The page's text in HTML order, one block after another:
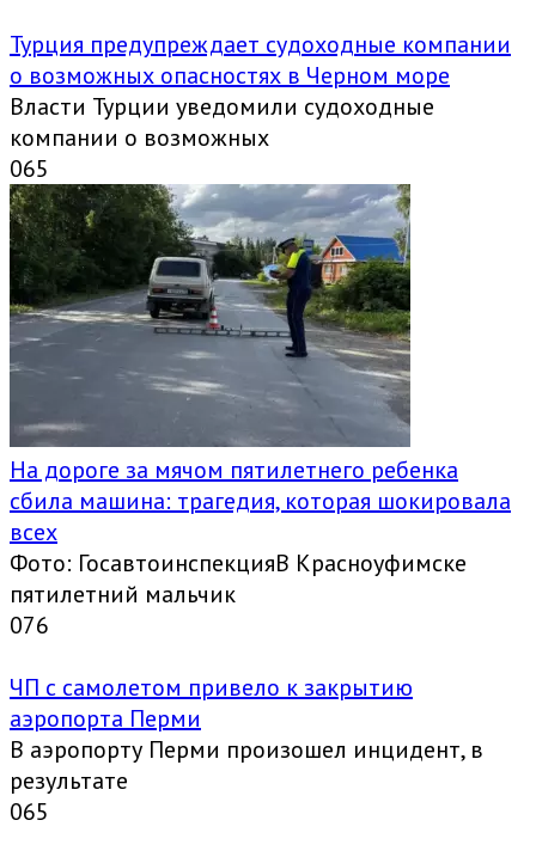
Турция предупреждает судоходные компании
о возможных опасностях в Черном море
Власти Турции уведомили судоходные
компании о возможных
065
На дороге за мячом пятилетнего ребенка
сбила машина: трагедия, которая шокировала
всех
Фото: ГосавтоинспекцияВ Красноуфимске
пятилетний мальчик
076
ЧП с самолетом привело к закрытию
аэропорта Перми
В аэропорту Перми произошел инцидент, в
результате
065